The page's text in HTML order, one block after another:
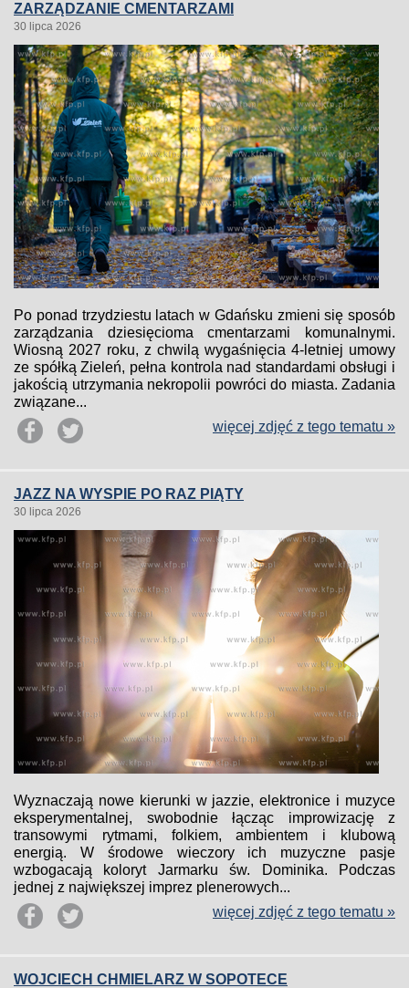
ZARZĄDZANIE CMENTARZAMI
30 lipca 2026
Po ponad trzydziestu latach w Gdańsku zmieni się sposób
zarządzania dziesięcioma cmentarzami komunalnymi.
Wiosną 2027 roku, z chwilą wygaśnięcia 4-letniej umowy
ze spółką Zieleń, pełna kontrola nad standardami obsługi i
jakością utrzymania nekropolii powróci do miasta. Zadania
związane...
więcej zdjęć z tego tematu »
JAZZ NA WYSPIE PO RAZ PIĄTY
30 lipca 2026
Wyznaczają nowe kierunki w jazzie, elektronice i muzyce
eksperymentalnej, swobodnie łącząc improwizację z
transowymi rytmami, folkiem, ambientem i klubową
energią. W środowe wieczory ich muzyczne pasje
wzbogacają koloryt Jarmarku św. Dominika. Podczas
jednej z największej imprez plenerowych...
więcej zdjęć z tego tematu »
WOJCIECH CHMIELARZ W SOPOTECE